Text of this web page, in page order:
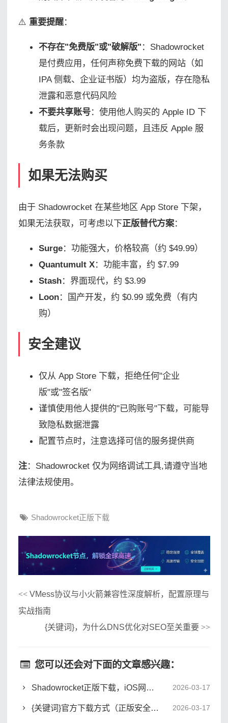
⚠️ 重要提醒：
不存在"免费版"或"破解版" ：Shadowrocket
是付费应用，任何声称免费下载的网站（如
IPA 侧载、企业证书版）均为盗版，存在隐私
泄露和恶意代码风险
不要共享账号：使用他人购买的 Apple ID 下
载后，更新时会出现问题，且违反 Apple 服
务条款
如果无法购买
由于 Shadowrocket 在某些地区 App Store 下架，
如果无法获取，可考虑以下正版替代方案：
Surge：功能强大，价格较高（约 $49.99）
Quantumult X：功能丰富，约 $7.99
Stash：界面现代，约 $3.99
Loon：国产开发，约 $0.99 或免费（有内
购）
安全建议
仅从 App Store 下载，拒绝任何"企业
版"或"签名版"
谨慎使用他人提供的"已购账号"下载，可能导
致隐私数据泄露
配置节点时，注意选择可信的服务提供商
注：Shadowrocket 仅为网络调试工具,请遵守当地
法律法规使用。
Shadowrocket正版下载
<<VMess协议与小火箭兼容性深度解析，配置原理与
实战指南
{关键词}，为什么DNS优化对SEO至关重要 >>
您可以还会对下面的文章感兴趣：
Shadowrocket正版下载，iOS网络代理工具安全获取与配置指南 2026-03-17
{关键词}官方下载方式（正版安全获取指南） 2026-03-17